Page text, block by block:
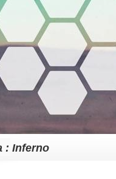
: Inferno